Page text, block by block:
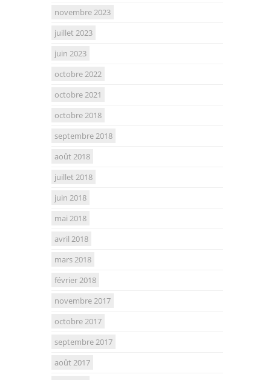
novembre 2023
juillet 2023
juin 2023
octobre 2022
octobre 2021
octobre 2018
septembre 2018
août 2018
juillet 2018
juin 2018
mai 2018
avril 2018
mars 2018
février 2018
novembre 2017
octobre 2017
septembre 2017
août 2017